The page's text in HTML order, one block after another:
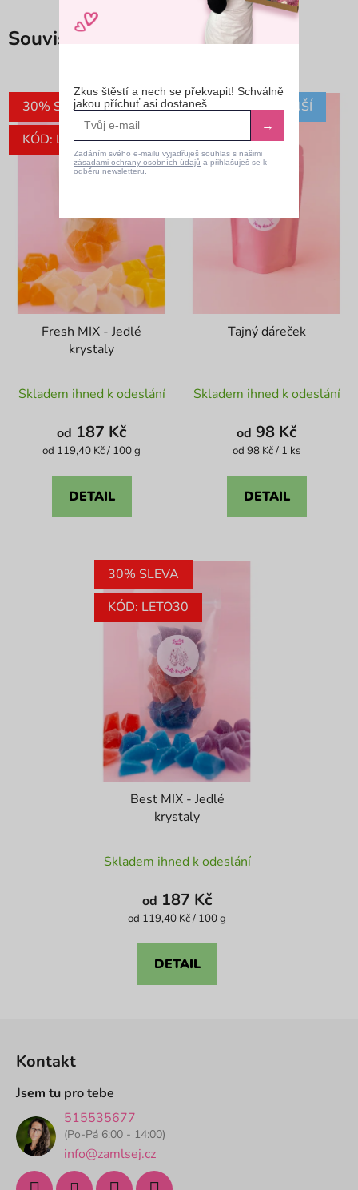
Související produkty
30% SLEVA
KÓD: LETO30
Fresh MIX - Jedlé
krystaly
hodnocení
produktu
je
z
Skladem ihned k odeslání
od 187 Kč
Měrná
od 119,40 Kč / 100 g
DETAIL
NEJPRODÁVANĚJŠÍ
Tajný dáreček
hodnocení
produktu
je
z
Skladem ihned k odeslání
od 98 Kč
Měrná
od 98 Kč / 1 ks
DETAIL
30% SLEVA
KÓD: LETO30
Best MIX - Jedlé
krystaly
hodnocení
produktu
je
z
Skladem ihned k odeslání
od 187 Kč
Měrná
od 119,40 Kč / 100 g
DETAIL
Kontakt
Jsem tu pro tebe
515535677
(Po-Pá 6:00 - 14:00)
info@zamlsej.cz
Zkus štěstí a nech se překvapit! Schválně
jakou příchuť asi dostaneš.
→
Zadáním svého e-mailu vyjadřuješ souhlas s našimi
zásadami ochrany osobních údajů a přihlašuješ se k
odběru newsletteru.